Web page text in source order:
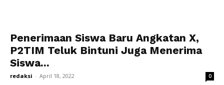
Penerimaan Siswa Baru Angkatan X,
P2TIM Teluk Bintuni Juga Menerima
Siswa...
redaksi - April 18, 2022 0